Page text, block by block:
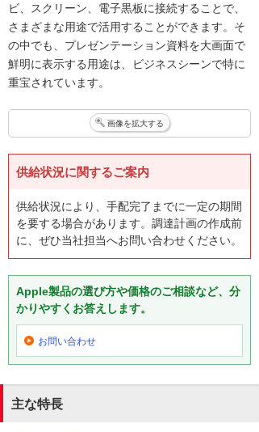
ビ、スクリーン、電子黒板に接続することで、
さまざまな用途で活用することができます。そ
の中でも、プレゼンテーション資料を大画面で
鮮明に表示する用途は、ビジネスシーンで特に
重宝されています。
画像を拡大する
供給状況に関するご案内
供給状況により、手配完了までに一定の期間
を要する場合があります。調達計画の作成前
に、ぜひ当社担当へお問い合わせください。
Apple製品の選び方や価格のご相談など、分
かりやすくお答えします。
お問い合わせ
主な特長